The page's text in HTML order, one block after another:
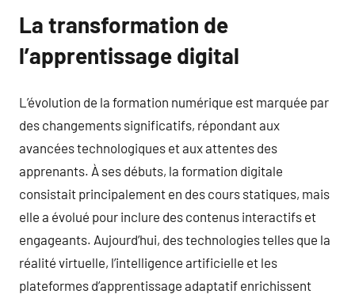
La transformation de
l’apprentissage digital
L’évolution de la formation numérique est marquée par
des changements significatifs, répondant aux
avancées technologiques et aux attentes des
apprenants. À ses débuts, la formation digitale
consistait principalement en des cours statiques, mais
elle a évolué pour inclure des contenus interactifs et
engageants. Aujourd’hui, des technologies telles que la
réalité virtuelle, l’intelligence artificielle et les
plateformes d’apprentissage adaptatif enrichissent